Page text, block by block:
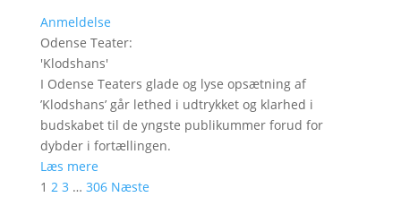
Anmeldelse
Odense Teater:
'Klodshans'
I Odense Teaters glade og lyse opsætning af
’Klodshans’ går lethed i udtrykket og klarhed i
budskabet til de yngste publikummer forud for
dybder i fortællingen.
Læs mere
1 2 3 … 306 Næste